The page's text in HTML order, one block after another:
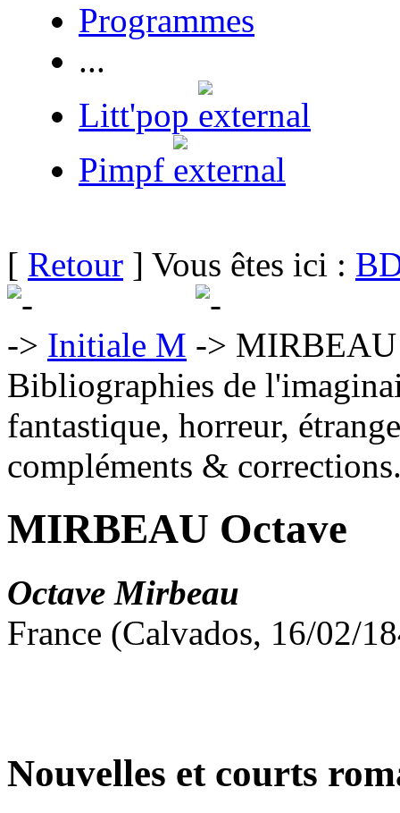
Programmes
...
Litt'pop
Pimpf
[ Retour ] Vous êtes ici :
Initiale M
MIRBEAU
Bibliographies de
fantastique, horreur,
compléments &
MIRBEAU Octave
Octave Mirbeau
France (Calvados, 16/02/
Nouvelles et courts